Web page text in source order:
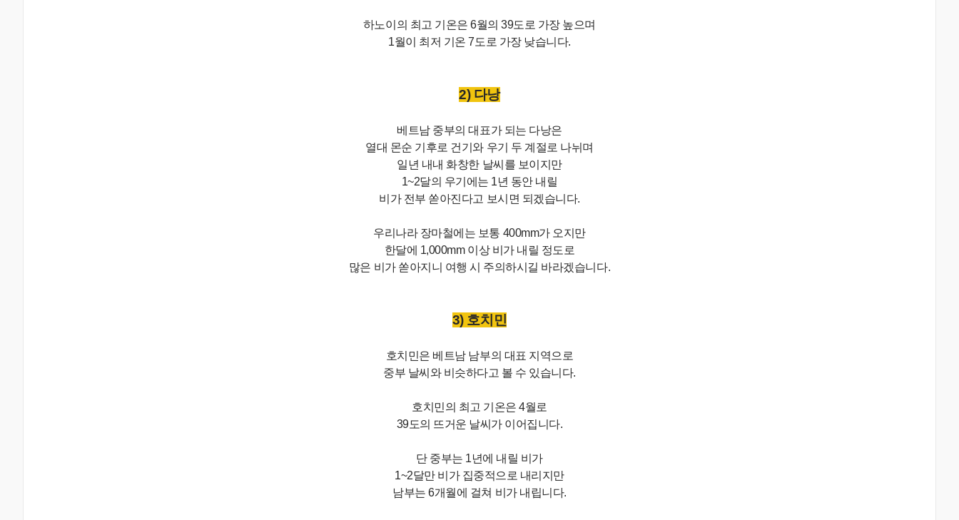
하노이의 최고 기온은 6월의 39도로 가장 높으며
1월이 최저 기온 7도로 가장 낮습니다.
2) 다낭
베트남 중부의 대표가 되는 다낭은
열대 몬순 기후로 건기와 우기 두 계절로 나뉘며
일년 내내 화창한 날씨를 보이지만
1~2달의 우기에는 1년 동안 내릴
비가 전부 쏟아진다고 보시면 되겠습니다.
우리나라 장마철에는 보통 400mm가 오지만
한달에 1,000mm 이상 비가 내릴 정도로
많은 비가 쏟아지니 여행 시 주의하시길 바라겠습니다.
3) 호치민
호치민은 베트남 남부의 대표 지역으로
중부 날씨와 비슷하다고 볼 수 있습니다.
호치민의 최고 기온은 4월로
39도의 뜨거운 날씨가 이어집니다.
단 중부는 1년에 내릴 비가
1~2달만 비가 집중적으로 내리지만
남부는 6개월에 걸쳐 비가 내립니다.